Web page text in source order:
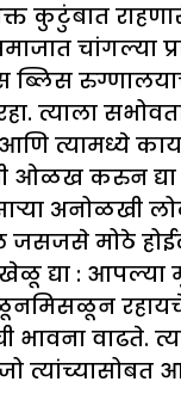
कुटुंबात
चांगल्या
ब्लिस
त्याला
त्यामध्ये काय
ओळख करुन द्या
अनोळखी
मोठे
द्या : आपल्या
भावना वाढते.
त्यांच्यासोबत